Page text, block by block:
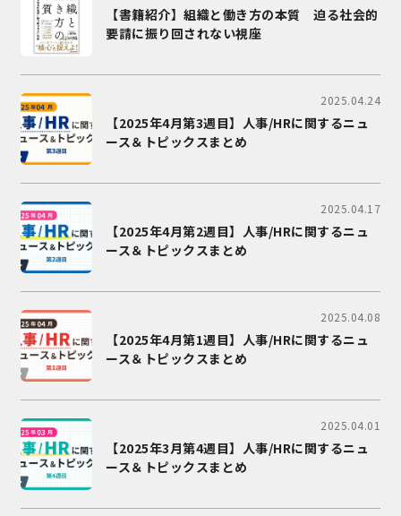
【書籍紹介】組織と働き方の本質 迫る社会的
要請に振り回されない視座
2025.04.24
【2025年4月第3週目】人事/HRに関するニュ
ース＆トピックスまとめ
2025.04.17
【2025年4月第2週目】人事/HRに関するニュ
ース＆トピックスまとめ
2025.04.08
【2025年4月第1週目】人事/HRに関するニュ
ース＆トピックスまとめ
2025.04.01
【2025年3月第4週目】人事/HRに関するニュ
ース＆トピックスまとめ